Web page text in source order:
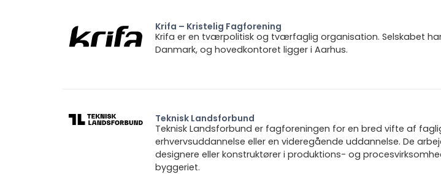
Krifa – Kristelig Fagforening
Krifa er en tværpolitisk og tværfaglig organisation. Selskabet
Danmark, og hovedkontoret ligger i Aarhus.
Teknisk Landsforbund
Teknisk Landsforbund er fagforeningen for en bred vifte af
erhvervsuddannelse eller en videregående uddannelse. De
designere eller konstruktører i produktions- og
byggeriet.